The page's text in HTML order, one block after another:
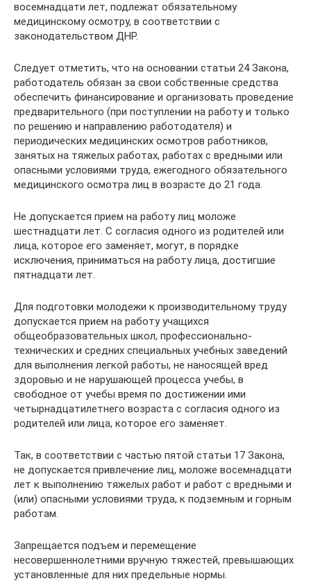
восемнадцати лет, подлежат обязательному
медицинскому осмотру, в соответствии с
законодательством ДНР.
Следует отметить, что на основании статьи 24 Закона,
работодатель обязан за свои собственные средства
обеспечить финансирование и организовать проведение
предварительного (при поступлении на работу и только
по решению и направлению работодателя) и
периодических медицинских осмотров работников,
занятых на тяжелых работах, работах с вредными или
опасными условиями труда, ежегодного обязательного
медицинского осмотра лиц в возрасте до 21 года.
Не допускается прием на работу лиц моложе
шестнадцати лет. С согласия одного из родителей или
лица, которое его заменяет, могут, в порядке
исключения, приниматься на работу лица, достигшие
пятнадцати лет.
Для подготовки молодежи к производительному труду
допускается прием на работу учащихся
общеобразовательных школ, профессионально-
технических и средних специальных учебных заведений
для выполнения легкой работы, не наносящей вред
здоровью и не нарушающей процесса учебы, в
свободное от учебы время по достижении ими
четырнадцатилетнего возраста с согласия одного из
родителей или лица, которое его заменяет.
Так, в соответствии с частью пятой статьи 17 Закона,
не допускается привлечение лиц, моложе восемнадцати
лет к выполнению тяжелых работ и работ с вредными и
(или) опасными условиями труда, к подземным и горным
работам.
Запрещается подъем и перемещение
несовершеннолетними вручную тяжестей, превышающих
установленные для них предельные нормы.